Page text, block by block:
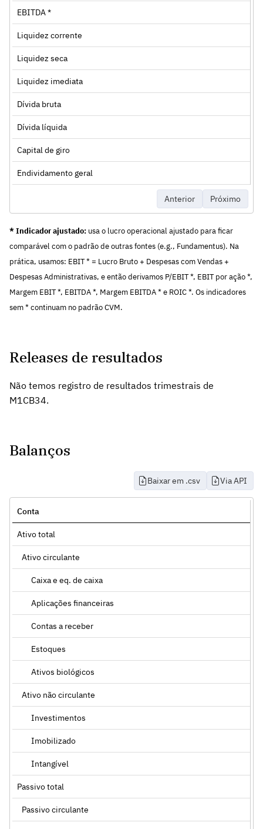
EBITDA *
Liquidez corrente
Liquidez seca
Liquidez imediata
Dívida bruta
Dívida líquida
Capital de giro
Endividamento geral
Anterior Próximo
* Indicador ajustado: usa o lucro operacional ajustado para ficar
comparável com o padrão de outras fontes (e.g., Fundamentus). Na
prática, usamos: EBIT * = Lucro Bruto + Despesas com Vendas +
Despesas Administrativas, e então derivamos P/EBIT *, EBIT por ação *,
Margem EBIT *, EBITDA *, Margem EBITDA * e ROIC *. Os indicadores
sem * continuam no padrão CVM.
Releases de resultados
Não temos registro de resultados trimestrais de
M1CB34.
Balanços
Baixar em .csv Via API
Conta
Ativo total
Ativo circulante
Caixa e eq. de caixa
Aplicações financeiras
Contas a receber
Estoques
Ativos biológicos
Ativo não circulante
Investimentos
Imobilizado
Intangível
Passivo total
Passivo circulante